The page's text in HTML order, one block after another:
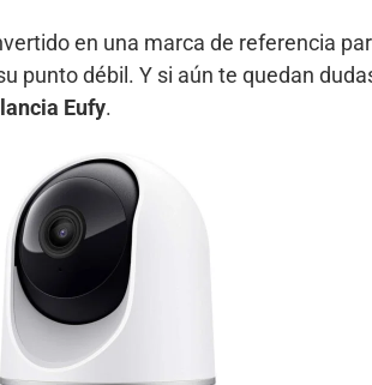
en una marca de referencia
punto débil. Y si aún te quedan
Eufy.